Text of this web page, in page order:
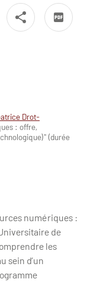
Drot-
: offre,
(durée
numériques :
de
les
sein d’un